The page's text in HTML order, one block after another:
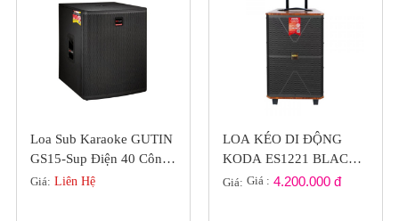
Loa Sub Karaoke GUTIN
GS15-Sup Điện 40 Công
Suất 600W, Class D
Giá: Liên Hệ
LOA KÉO DI ĐỘNG
KODA ES1221 BLACK
BASS 30 SANG TRỌNG
Giá: Giá : 4.200.000 đ